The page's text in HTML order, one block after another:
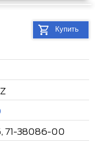
Купить
71-38086-00